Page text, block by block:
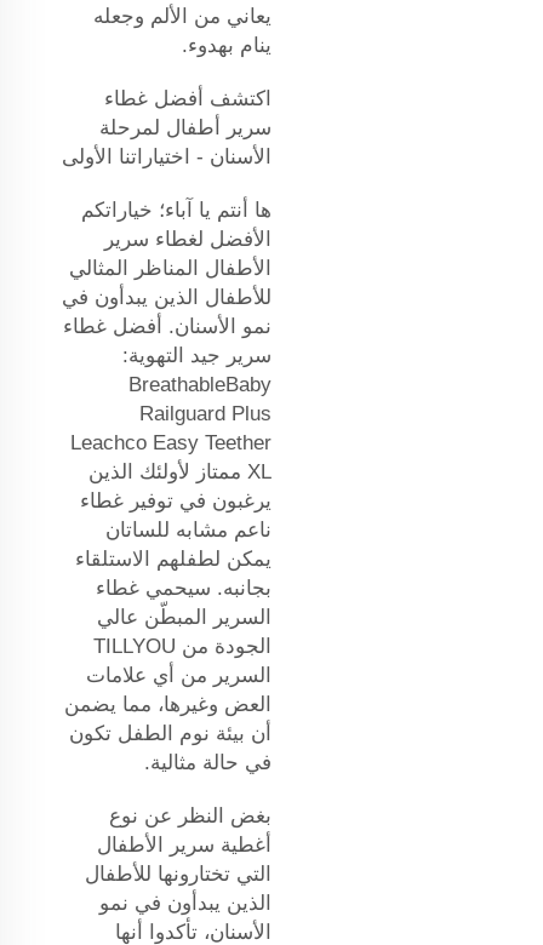
يعاني من الألم وجعله
ينام بهدوء.
اكتشف أفضل غطاء
سرير أطفال لمرحلة
الأسنان - اختياراتنا الأولى
ها أنتم يا آباء؛ خياراتكم
الأفضل لغطاء سرير
الأطفال المناظر المثالي
للأطفال الذين يبدأون في
نمو الأسنان. أفضل غطاء
سرير جيد التهوية:
BreathableBaby
Railguard Plus
Leachco Easy Teether
XL ممتاز لأولئك الذين
يرغبون في توفير غطاء
ناعم مشابه للساتان
يمكن لطفلهم الاستلقاء
بجانبه. سيحمي غطاء
السرير المبطّن عالي
الجودة من TILLYOU
السرير من أي علامات
العض وغيرها، مما يضمن
أن بيئة نوم الطفل تكون
في حالة مثالية.
بغض النظر عن نوع
أغطية سرير الأطفال
التي تختارونها للأطفال
الذين يبدأون في نمو
الأسنان، تأكدوا أنها